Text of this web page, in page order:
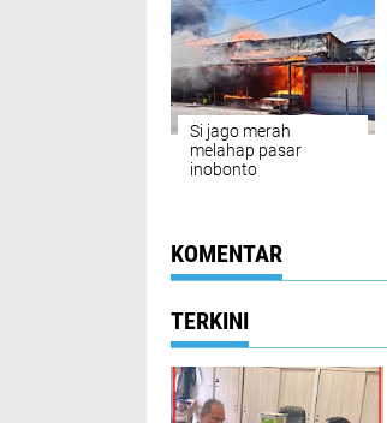
Pembangunan
Berbasis Aspirasi
Warga
Si jago merah
melahap pasar
inobonto
KOMENTAR
TERKINI